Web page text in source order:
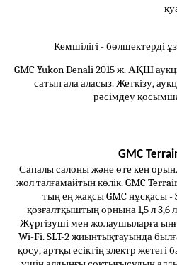
Кемшілігі - бөлшектерді
GMC Yukon Denali 2015 ж. АҚШ
сатып ала аласыз. Жеткізу,
рәсімдеу
GMC
Сапалы салоны және өте кең
жол талғамайтын көлік. GMC
тың ең жақсы GMC нұсқасы -
қозғалтқыштың орнына 1,5 л 3,6
Жүргізуші мен жолаушыларға
Wi-Fi. SLT-2 жиынтықтауында
қосу, артқы есіктің электр жетегі